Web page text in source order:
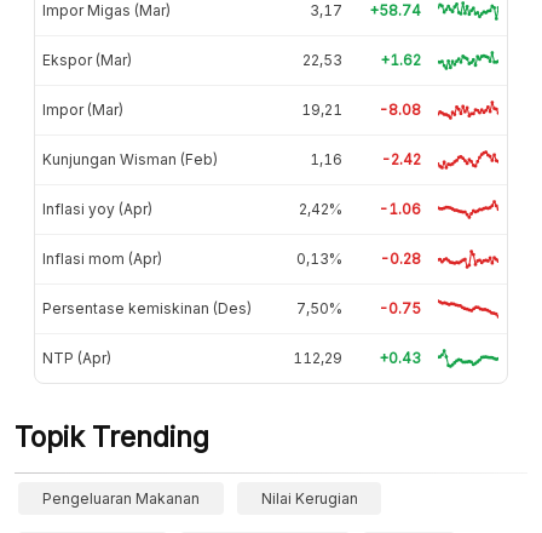
Impor Migas (Mar) 3,17 +58.74
Ekspor (Mar) 22,53 +1.62
Impor (Mar) 19,21 -8.08
Kunjungan Wisman (Feb) 1,16 -2.42
Inflasi yoy (Apr) 2,42% -1.06
Inflasi mom (Apr) 0,13% -0.28
Persentase kemiskinan (Des) 7,50% -0.75
NTP (Apr) 112,29 +0.43
Topik Trending
Pengeluaran Makanan Nilai Kerugian